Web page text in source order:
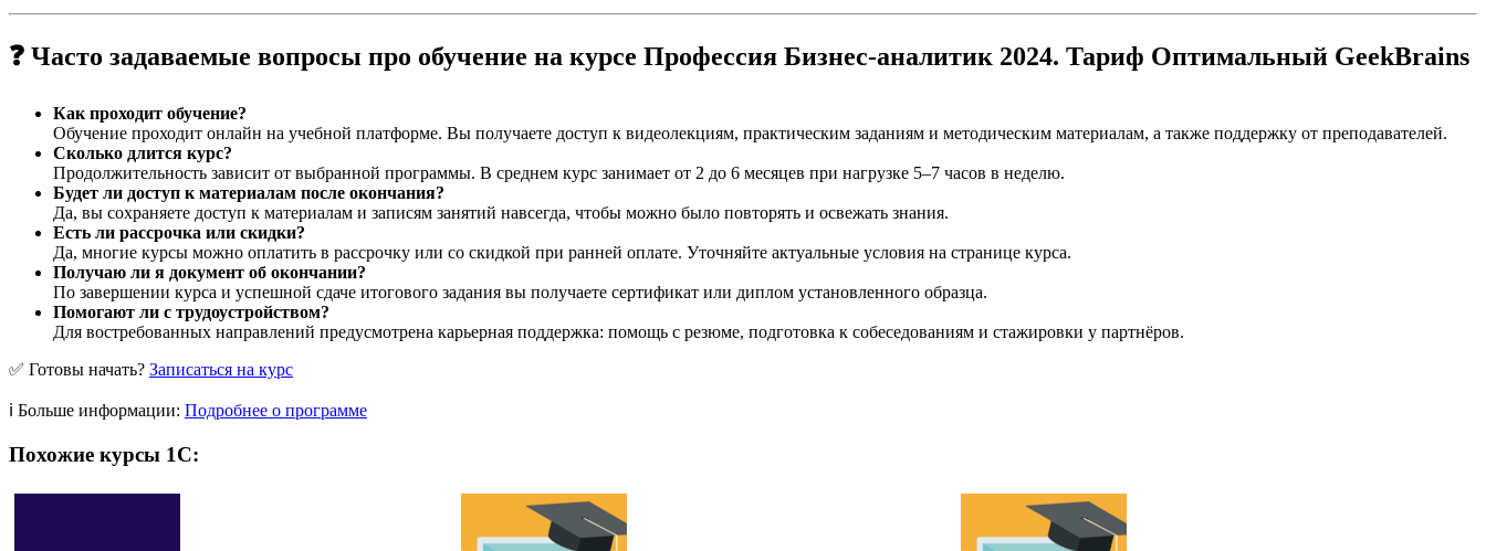
❓ Часто задаваемые вопросы про обучение на курсе Профессия Бизнес-аналитик 2024. Тариф Оптимальный GeekBrains
Как проходит обучение?
Обучение проходит онлайн на учебной платформе. Вы получаете доступ к видеолекциям, практическим заданиям и методическим материалам, а также поддержку от преподавателей.
Сколько длится курс?
Продолжительность зависит от выбранной программы. В среднем курс занимает от 2 до 6 месяцев при нагрузке 5–7 часов в неделю.
Будет ли доступ к материалам после окончания?
Да, вы сохраняете доступ к материалам и записям занятий навсегда, чтобы можно было повторять и освежать знания.
Есть ли рассрочка или скидки?
Да, многие курсы можно оплатить в рассрочку или со скидкой при ранней оплате. Уточняйте актуальные условия на странице курса.
Получаю ли я документ об окончании?
По завершении курса и успешной сдаче итогового задания вы получаете сертификат или диплом установленного образца.
Помогают ли с трудоустройством?
Для востребованных направлений предусмотрена карьерная поддержка: помощь с резюме, подготовка к собеседованиям и стажировки у партнёров.
✅ Готовы начать? Записаться на курс
ℹ️ Больше информации: Подробнее о программе
Похожие курсы 1С: